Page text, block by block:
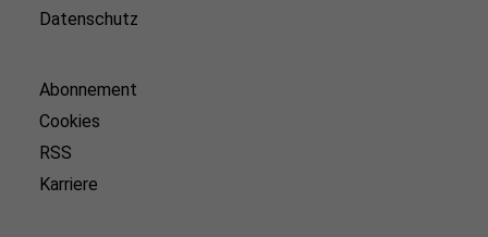
Datenschutz
Abonnement
Cookies
RSS
Karriere